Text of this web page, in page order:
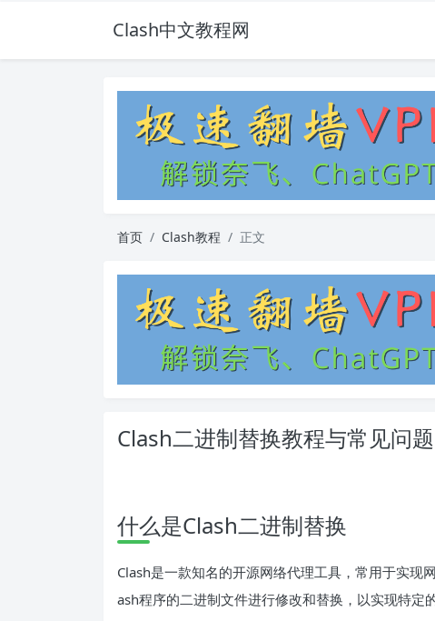
Clash中文教程网
首页 Clash教程 正文
Clash二进制替换教程与常见问题
什么是Clash二进制替换
Clash是一款知名的开源网络代理工具，常用于实现
ash程序的二进制文件进行修改和替换，以实现特定